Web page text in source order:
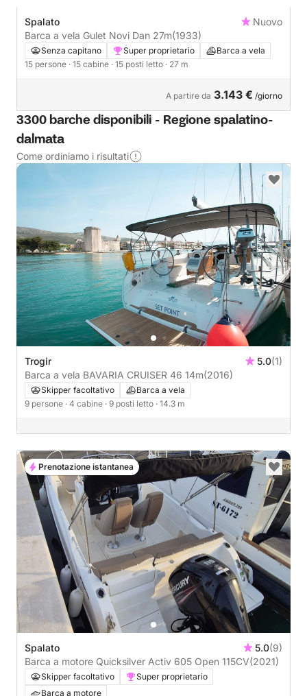
Spalato
Nuovo
Barca a vela Gulet Novi Dan 27m(1933)
Senza capitano Super proprietario
Barca a vela
15 persone · 15 cabine · 15 posti letto · 27 m
A partire da 3.143 € /giorno
3300 barche disponibili - Regione spalatino-
dalmata
Come ordiniamo i risultati
Trogir 5.0(1)
Barca a vela BAVARIA CRUISER 46 14m(2016)
Skipper facoltativo
Barca a vela
9 persone · 4 cabine · 9 posti letto · 14.3 m
Spalato 5.0(9)
Barca a motore Quicksilver Activ 605 Open 115CV(2021)
Skipper facoltativo
Super proprietario
Barca a motore
Prenotazione istantanea